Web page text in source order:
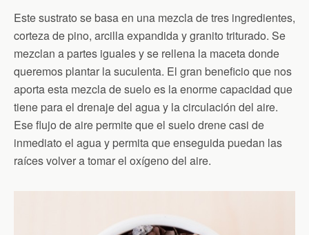
Este sustrato se basa en una mezcla de tres ingredientes,
corteza de pino, arcilla expandida y granito triturado. Se
mezclan a partes iguales y se rellena la maceta donde
queremos plantar la suculenta. El gran beneficio que nos
aporta esta mezcla de suelo es la enorme capacidad que
tiene para el drenaje del agua y la circulación del aire.
Ese flujo de aire permite que el suelo drene casi de
inmediato el agua y permita que enseguida puedan las
raíces volver a tomar el oxígeno del aire.